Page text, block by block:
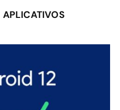
APLICATIVOS